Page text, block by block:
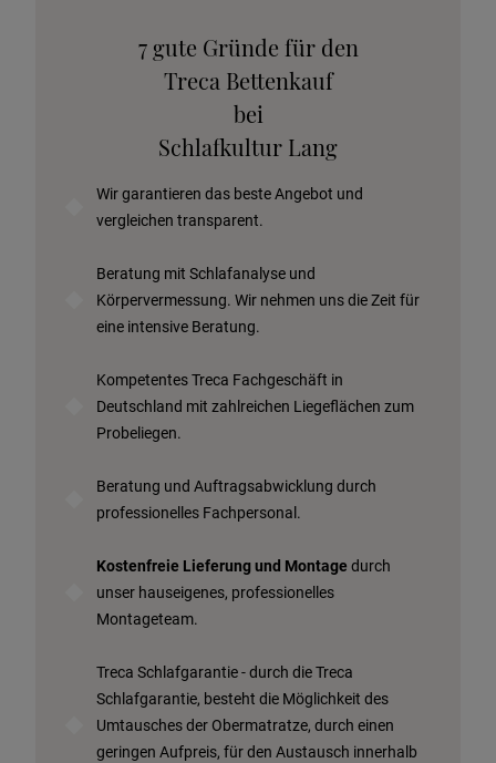
Stoffkollektion anfordern
Telefonische Beratung anfordern
Angebot anfordern
Probeschlafen im Hotel
7 gute Gründe für den
Treca Bettenkauf
bei
Schlafkultur Lang
Wir garantieren das beste Angebot und
vergleichen transparent.
Beratung mit Schlafanalyse und
Körpervermessung. Wir nehmen uns die Zeit für
eine intensive Beratung.
Kompetentes Treca Fachgeschäft in
Deutschland mit zahlreichen Liegeflächen zum
Probeliegen.
Beratung und Auftragsabwicklung durch
professionelles Fachpersonal.
Kostenfreie Lieferung und Montage durch
unser hauseigenes, professionelles
Montageteam.
Treca Schlafgarantie - durch die Treca
Schlafgarantie, besteht die Möglichkeit des
Umtausches der Obermatratze, durch einen
geringen Aufpreis, für den Austausch innerhalb